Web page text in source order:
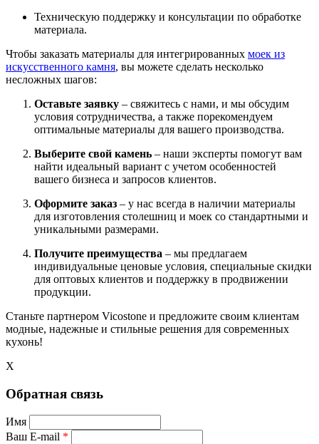
Техническую поддержку и консультации по обработке
материала.
Чтобы заказать материалы для интегрированных моек из
искусственного камня, вы можете сделать несколько
несложных шагов:
Оставьте заявку – свяжитесь с нами, и мы обсудим
условия сотрудничества, а также порекомендуем
оптимальные материалы для вашего производства.
Выберите свой камень – наши эксперты помогут вам
найти идеальный вариант с учетом особенностей
вашего бизнеса и запросов клиентов.
Оформите заказ – у нас всегда в наличии материалы
для изготовления столешниц и моек со стандартными и
уникальными размерами.
Получите преимущества – мы предлагаем
индивидуальные ценовые условия, специальные скидки
для оптовых клиентов и поддержку в продвижении
продукции.
Станьте партнером Vicostone и предложите своим клиентам
модные, надежные и стильные решения для современных
кухонь!
X
Обратная связь
Имя
Ваш E-mail *